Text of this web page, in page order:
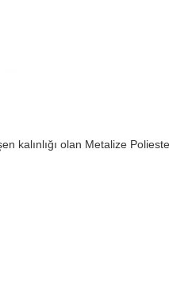
olan Metalize Poliester